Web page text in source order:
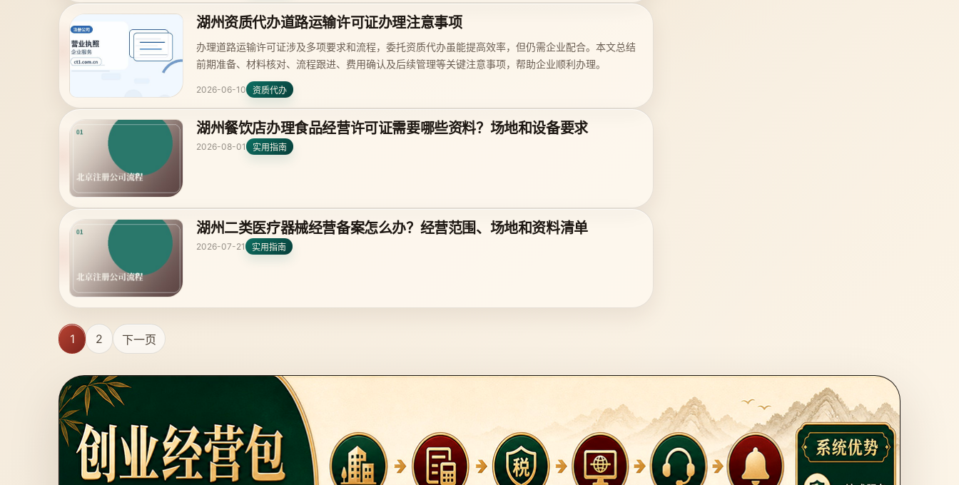
湖州资质代办道路运输许可证办理注意事项
办理道路运输许可证涉及多项要求和流程，委托资质代办虽能提高效率，但仍需企业配合。本文总结
前期准备、材料核对、流程跟进、费用确认及后续管理等关键注意事项，帮助企业顺利办理。
2026-06-10 资质代办
湖州餐饮店办理食品经营许可证需要哪些资料？场地和设备要求
2026-08-01 实用指南
湖州二类医疗器械经营备案怎么办？经营范围、场地和资料清单
2026-07-21 实用指南
1 2 下一页